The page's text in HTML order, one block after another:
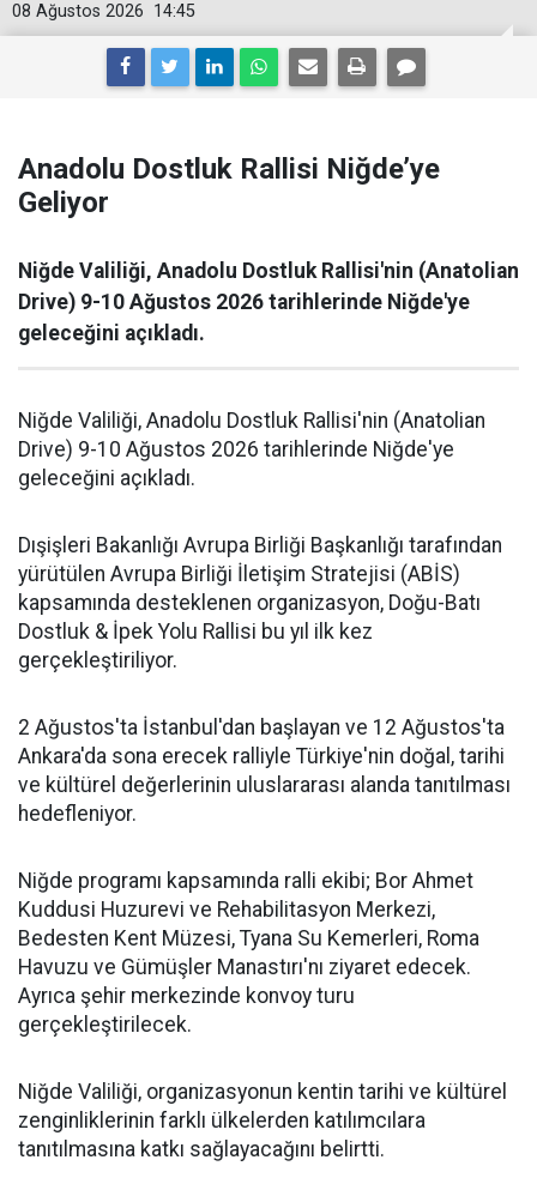
14:45
08 Ağustos 2026
Anadolu Dostluk Rallisi Niğde’ye
Geliyor
Niğde Valiliği, Anadolu Dostluk Rallisi'nin (Anatolian
Drive) 9-10 Ağustos 2026 tarihlerinde Niğde'ye
geleceğini açıkladı.
Niğde Valiliği, Anadolu Dostluk Rallisi'nin (Anatolian
Drive) 9-10 Ağustos 2026 tarihlerinde Niğde'ye
geleceğini açıkladı.
Dışişleri Bakanlığı Avrupa Birliği Başkanlığı tarafından
yürütülen Avrupa Birliği İletişim Stratejisi (ABİS)
kapsamında desteklenen organizasyon, Doğu-Batı
Dostluk & İpek Yolu Rallisi bu yıl ilk kez
gerçekleştiriliyor.
2 Ağustos'ta İstanbul'dan başlayan ve 12 Ağustos'ta
Ankara'da sona erecek ralliyle Türkiye'nin doğal, tarihi
ve kültürel değerlerinin uluslararası alanda tanıtılması
hedefleniyor.
Niğde programı kapsamında ralli ekibi; Bor Ahmet
Kuddusi Huzurevi ve Rehabilitasyon Merkezi,
Bedesten Kent Müzesi, Tyana Su Kemerleri, Roma
Havuzu ve Gümüşler Manastırı'nı ziyaret edecek.
Ayrıca şehir merkezinde konvoy turu
gerçekleştirilecek.
Niğde Valiliği, organizasyonun kentin tarihi ve kültürel
zenginliklerinin farklı ülkelerden katılımcılara
tanıtılmasına katkı sağlayacağını belirtti.